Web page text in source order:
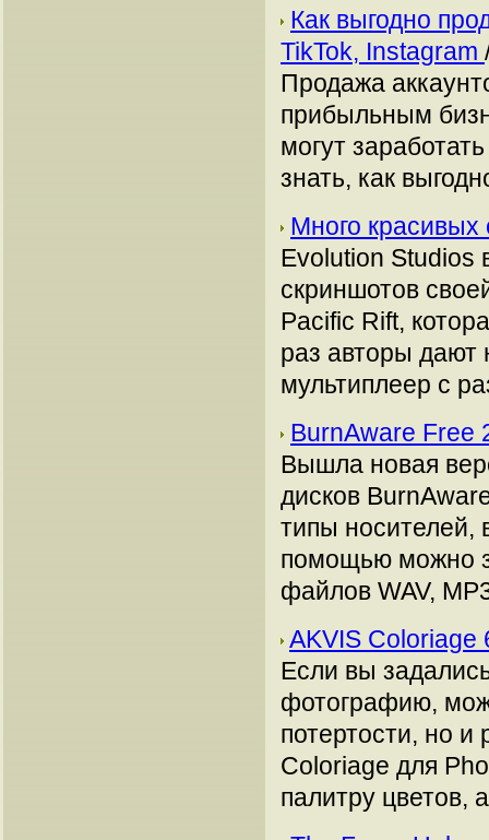
Как выгодно
TikTok, Instagram
Продажа
прибыльным
могут
знать, как
Много
Evolution Studios
скриншотов
Pacific Rift,
раз авторы дают
мультиплеер с
BurnAware Free
Вышла новая
дисков
типы носителей,
помощью можно
файлов WAV,
AKVIS Coloriage
Если вы
фотографию,
потертости, но и
Coloriage для
палитру цветов,